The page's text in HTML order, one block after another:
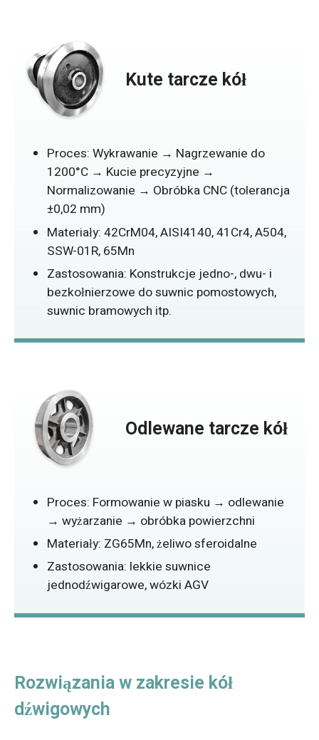
Kute tarcze kół
Proces: Wykrawanie → Nagrzewanie do
1200°C → Kucie precyzyjne →
Normalizowanie → Obróbka CNC (tolerancja
±0,02 mm)
Materiały: 42CrM04, AISI4140, 41Cr4, A504,
SSW-01R, 65Mn
Zastosowania: Konstrukcje jedno-, dwu- i
bezkołnierzowe do suwnic pomostowych,
suwnic bramowych itp.
Odlewane tarcze kół
Proces: Formowanie w piasku → odlewanie
→ wyżarzanie → obróbka powierzchni
Materiały: ZG65Mn, żeliwo sferoidalne
Zastosowania: lekkie suwnice
jednodźwigarowe, wózki AGV
Rozwiązania w zakresie kół
dźwigowych